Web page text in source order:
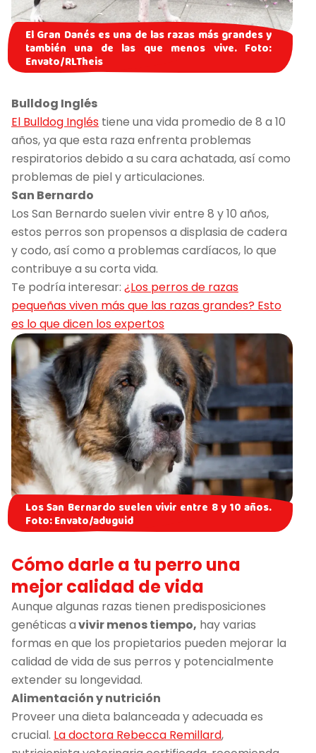
El Gran Danés es una de las razas más grandes y
también una de las que menos vive. Foto:
Envato/RLTheis
Bulldog Inglés
El Bulldog Inglés tiene una vida promedio de 8 a 10
años, ya que esta raza enfrenta problemas
respiratorios debido a su cara achatada, así como
problemas de piel y articulaciones.
San Bernardo
Los San Bernardo suelen vivir entre 8 y 10 años,
estos perros son propensos a displasia de cadera
y codo, así como a problemas cardíacos, lo que
contribuye a su corta vida.
Te podría interesar: ¿Los perros de razas
pequeñas viven más que las razas grandes? Esto
es lo que dicen los expertos
Los San Bernardo suelen vivir entre 8 y 10 años.
Foto: Envato/aduguid
Cómo darle a tu perro una
mejor calidad de vida
Aunque algunas razas tienen predisposiciones
genéticas avivir menos tiempo, hay varias
formas en que los propietarios pueden mejorar la
calidad de vida de sus perros y potencialmente
extender su longevidad.
Alimentación y nutrición
Proveer una dieta balanceada y adecuada es
crucial. La doctora Rebecca Remillard,